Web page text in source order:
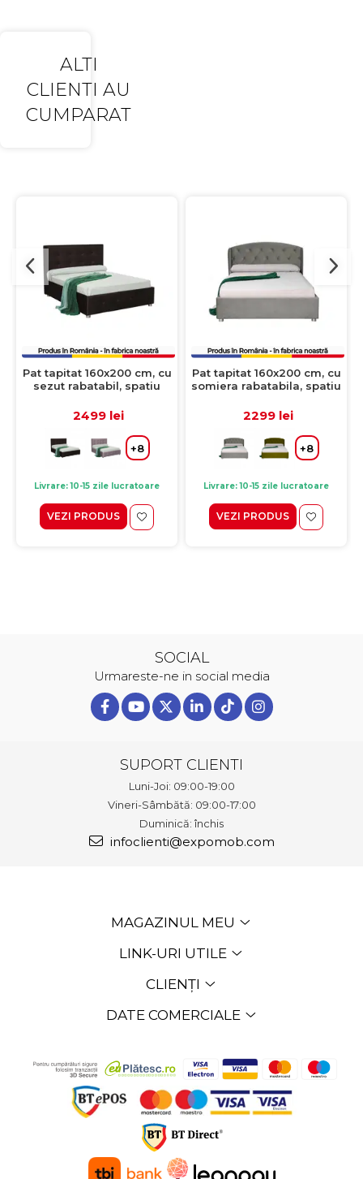
ALTI
CLIENTI AU
CUMPARAT
Pat tapitat 160x200 cm, cu
sezut rabatabil, spatiu
inchis
2499 lei
+8
Livrare: 10-15 zile lucratoare
VEZI PRODUS
Pat tapitat 160x200 cm, cu
somiera rabatabila, spatiu
inchis
2299 lei
+8
Livrare: 10-15 zile lucratoare
VEZI PRODUS
SOCIAL
Urmareste-ne in social media
SUPORT CLIENTI
Luni-Joi: 09:00-19:00
Vineri-Sâmbătă: 09:00-17:00
Duminică: închis
infoclienti@expomob.com
MAGAZINUL MEU
LINK-URI UTILE
CLIENȚI
DATE COMERCIALE